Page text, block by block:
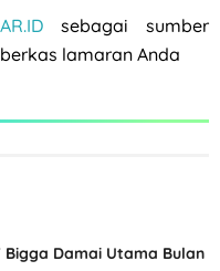
sebagai sumber
lamaran Anda
Bigga Damai Utama Bulan